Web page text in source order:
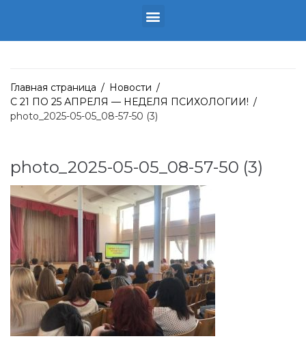
Главная страница / Новости /
С 21 ПО 25 АПРЕЛЯ — НЕДЕЛЯ ПСИХОЛОГИИ! /
photo_2025-05-05_08-57-50 (3)
photo_2025-05-05_08-57-50 (3)